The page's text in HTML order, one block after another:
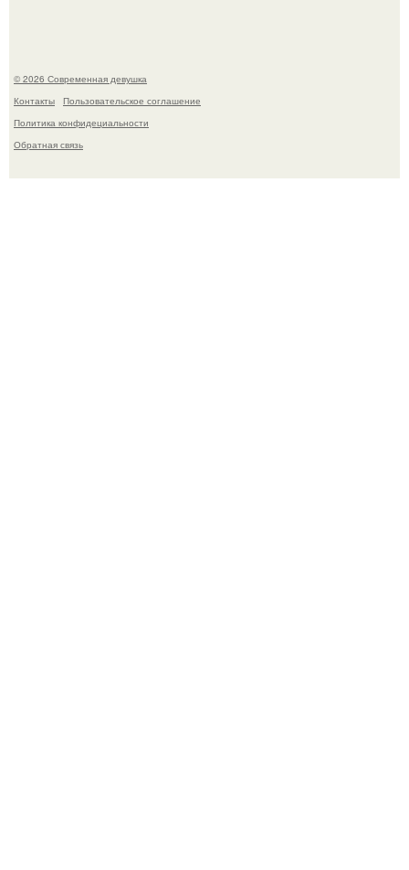
© 2026 Современная девушка
Контакты
Пользовательское соглашение
Политика конфидециальности
Обратная связь